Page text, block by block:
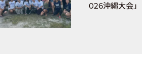
026沖縄大会」